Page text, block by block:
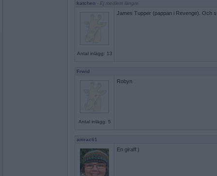
katchen - Ej medlem längre
Antal inlägg: 13
James Tupper (pappan i Revenge). Och
Frwid
Antal inlägg: 5
Robyn
anirac61
En giraff:)